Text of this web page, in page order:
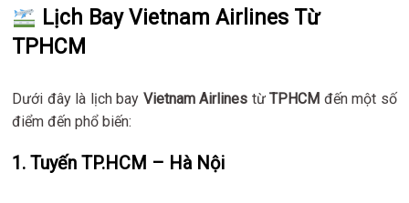
Lịch Bay Vietnam Airlines Từ
TPHCM
Dưới đây là lịch bay Vietnam Airlines từTPHCM đến một số
điểm đến phổ biến:
1.Tuyến TP.HCM – Hà Nội